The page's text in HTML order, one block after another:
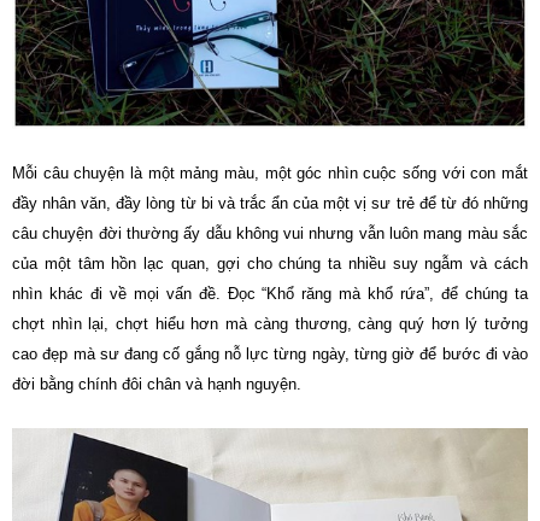
Mỗi câu chuyện là một mảng màu, một góc nhìn cuộc sống với con mắt
đầy nhân văn, đầy lòng từ bi và trắc ẩn của một vị sư trẻ để từ đó những
câu chuyện đời thường ấy dẫu không vui nhưng vẫn luôn mang màu sắc
của một tâm hồn lạc quan, gợi cho chúng ta nhiều suy ngẫm và cách
nhìn khác đi về mọi vấn đề. Đọc “Khổ răng mà khổ rứa”, để chúng ta
chợt nhìn lại, chợt hiểu hơn mà càng thương, càng quý hơn lý tưởng
cao đẹp mà sư đang cố gắng nỗ lực từng ngày, từng giờ để bước đi vào
đời bằng chính đôi chân và hạnh nguyện.